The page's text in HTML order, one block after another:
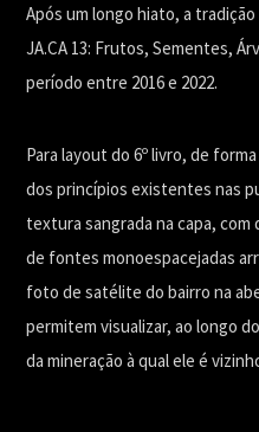
Após um longo hiato, a
JA.CA 13: Frutos, Sementes,
período entre 2016 e 2022.
Para layout do 6º livro, de
dos princípios existentes nas
textura sangrada na capa,
de fontes monoespacejadas
foto de satélite do bairro na
permitem visualizar, ao longo
da mineração à qual ele é